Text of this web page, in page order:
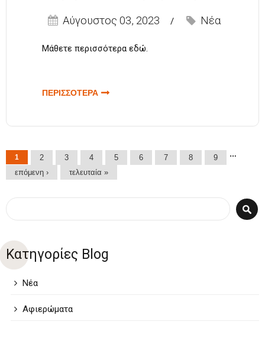
Αύγουστος 03, 2023 Νέα
Μάθετε περισσότερα εδώ.
ΠΕΡΙΣΣΟΤΕΡΑ ΓΙΑ
ΤΡΑΓΟΥΔΙΟΥ
ΣΤΗ Ν.
ΠΡΕΒΕΖΗΣ
Σελίδες
1 2 3 4 5 6 7 8 9 …
επόμενη › τελευταία »
Φόρμα αναζήτησης
Αναζήτηση
Κατηγορίες Blog
Νέα
Αφιερώματα